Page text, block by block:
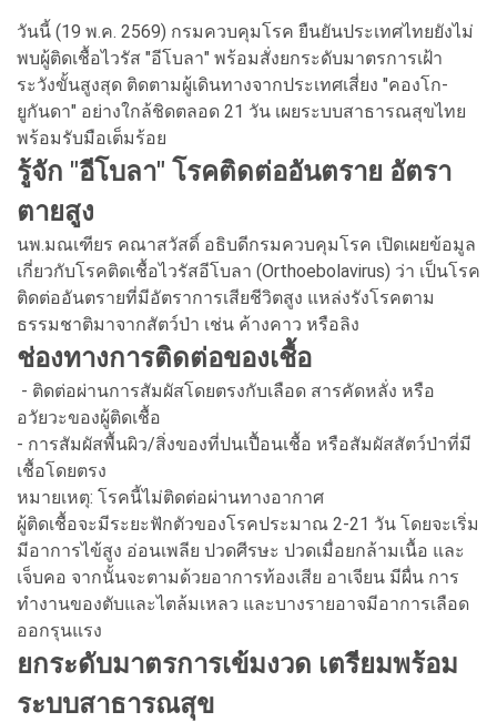
วันนี้ (19 พ.ค. 2569) กรมควบคุมโรค ยืนยันประเทศไทยยังไม่
พบผู้ติดเชื้อไวรัส "อีโบลา" พร้อมสั่งยกระดับมาตรการเฝ้า
ระวังขั้นสูงสุด ติดตามผู้เดินทางจากประเทศเสี่ยง "คองโก-
ยูกันดา" อย่างใกล้ชิดตลอด 21 วัน เผยระบบสาธารณสุขไทย
พร้อมรับมือเต็มร้อย
รู้จัก "อีโบลา" โรคติดต่ออันตราย อัตรา
ตายสูง
นพ.มณเฑียร คณาสวัสดิ์ อธิบดีกรมควบคุมโรค เปิดเผยข้อมูล
เกี่ยวกับโรคติดเชื้อไวรัสอีโบลา (Orthoebolavirus) ว่า เป็นโรค
ติดต่ออันตรายที่มีอัตราการเสียชีวิตสูง แหล่งรังโรคตาม
ธรรมชาติมาจากสัตว์ป่า เช่น ค้างคาว หรือลิง
ช่องทางการติดต่อของเชื้อ
- ติดต่อผ่านการสัมผัสโดยตรงกับเลือด สารคัดหลั่ง หรือ
อวัยวะของผู้ติดเชื้อ
- การสัมผัสพื้นผิว/สิ่งของที่ปนเปื้อนเชื้อ หรือสัมผัสสัตว์ป่าที่มี
เชื้อโดยตรง
หมายเหตุ: โรคนี้ไม่ติดต่อผ่านทางอากาศ
ผู้ติดเชื้อจะมีระยะฟักตัวของโรคประมาณ 2-21 วัน โดยจะเริ่ม
มีอาการไข้สูง อ่อนเพลีย ปวดศีรษะ ปวดเมื่อยกล้ามเนื้อ และ
เจ็บคอ จากนั้นจะตามด้วยอาการท้องเสีย อาเจียน มีผื่น การ
ทำงานของตับและไตล้มเหลว และบางรายอาจมีอาการเลือด
ออกรุนแรง
ยกระดับมาตรการเข้มงวด เตรียมพร้อม
ระบบสาธารณสุข